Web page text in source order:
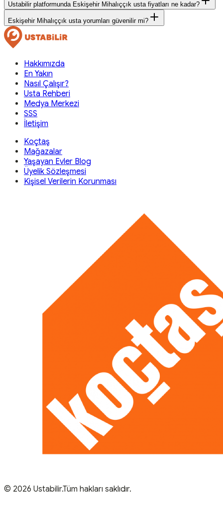
Ustabilir platformunda Eskişehir Mihalıççık usta fiyatları ne kadar?
Eskişehir Mihalıççık usta yorumları güvenilir mi?
Hakkımızda
En Yakın
Nasıl Çalışır?
Usta Rehberi
Medya Merkezi
SSS
İletişim
Koçtaş
Mağazalar
Yaşayan Evler Blog
Üyelik Sözleşmesi
Kişisel Verilerin Korunması
© 2026 Ustabilir.Tüm hakları saklıdır.